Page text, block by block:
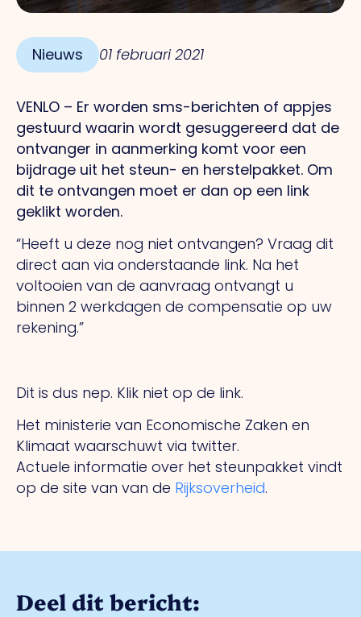
Nieuws 01 februari 2021
VENLO – Er worden sms-berichten of appjes
gestuurd waarin wordt gesuggereerd dat de
ontvanger in aanmerking komt voor een
bijdrage uit het steun- en herstelpakket. Om
dit te ontvangen moet er dan op een link
geklikt worden.
“Heeft u deze nog niet ontvangen? Vraag dit
direct aan via onderstaande link. Na het
voltooien van de aanvraag ontvangt u
binnen 2 werkdagen de compensatie op uw
rekening.”
Dit is dus nep. Klik niet op de link.
Het ministerie van Economische Zaken en
Klimaat waarschuwt via twitter.
Actuele informatie over het steunpakket vindt
op de site van van de Rijksoverheid.
Deel dit bericht: